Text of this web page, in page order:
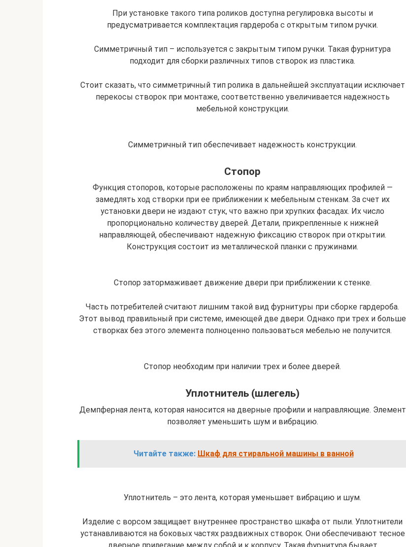
При установке такого типа роликов доступна регулировка высоты и
предусматривается комплектация гардероба с открытым типом ручки.
Симметричный тип – используется с закрытым типом ручки. Такая фурнитура
подходит для сборки различных типов створок из пластика.
Стоит сказать, что симметричный тип ролика в дальнейшей эксплуатации исключает
перекосы створок при монтаже, соответственно увеличивается надежность
мебельной конструкции.
Симметричный тип обеспечивает надежность конструкции.
Стопор
Функция стопоров, которые расположены по краям направляющих профилей —
замедлять ход створки при ее приближении к мебельным стенкам. За счет их
установки двери не издают стук, что важно при хрупких фасадах. Их число
пропорционально количеству дверей. Детали, прикрепленные к нижней
направляющей, обеспечивают надежную фиксацию створок при открытии.
Конструкция состоит из металлической планки с пружинами.
Стопор затормаживает движение двери при приближении к стенке.
Часть потребителей считают лишним такой вид фурнитуры при сборке гардероба.
Этот вывод правильный при системе, имеющей две двери. Однако при трех и больше
створках без этого элемента полноценно пользоваться мебелью не получится.
Стопор необходим при наличии трех и более дверей.
Уплотнитель (шлегель)
Демпферная лента, которая наносится на дверные профили и направляющие. Элемент
позволяет уменьшить шум и вибрацию.
Читайте также: Шкаф для стиральной машины в ванной
Уплотнитель – это лента, которая уменьшает вибрацию и шум.
Изделие с ворсом защищает внутреннее пространство шкафа от пыли. Уплотнители
устанавливаются на боковых частях раздвижных створок. Они обеспечивают тесное
дверное прилегание между собой и к корпусу. Такая фурнитура бывает